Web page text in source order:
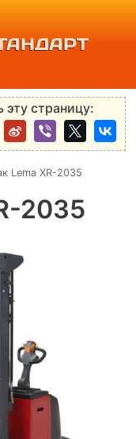
эту страницу:
Lema XR-2035
2035